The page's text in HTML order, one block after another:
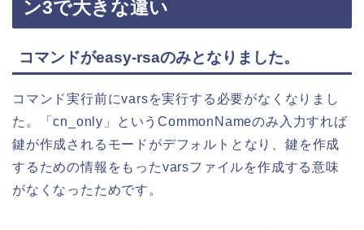
ン3で大きな違い
コマンドがeasy-rsaのみとなりました。
コマンド実行前にvarsを実行する必要がなくなりまし
た。「cn_only」というCommonNameのみ入力すれば
鍵が作成されるモードがデフォルトとなり、鍵を作成
するための情報をもったvarsファイルを作成する意味
がなくなったためです。